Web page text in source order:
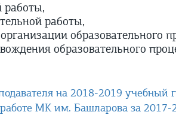
работы,
работы,
образовательного
образовательного
на 2018-2019 учебный
МК им. Башларова за